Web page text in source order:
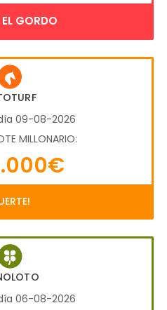
GORDO
09-08-2026
MILLONARIO:
06-08-2026